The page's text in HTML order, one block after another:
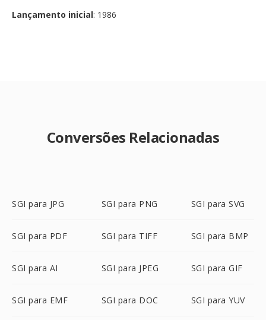
Lançamento inicial: 1986
Conversões Relacionadas
SGI para JPG SGI para PNG SGI para SVG
SGI para PDF SGI para TIFF SGI para BMP
SGI para AI SGI para JPEG SGI para GIF
SGI para EMF SGI para DOC SGI para YUV